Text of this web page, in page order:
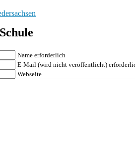
Name erforderlich
E-Mail (wird nicht veröffentlicht)
Webseite